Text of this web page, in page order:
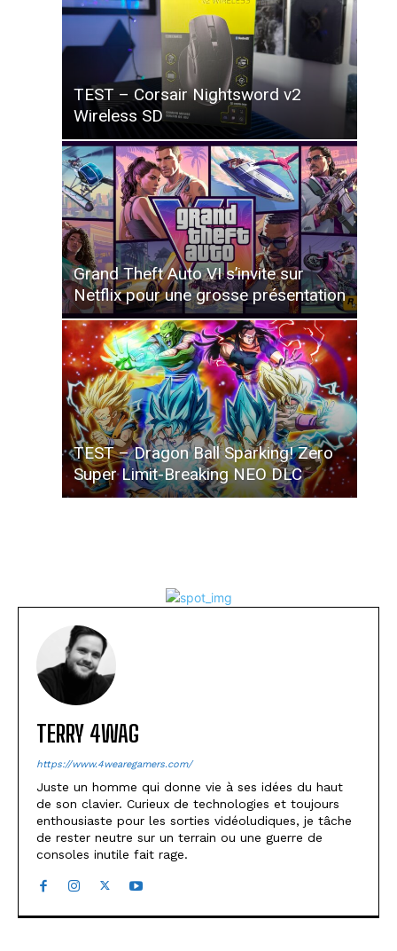
TEST – Corsair Nightsword v2
Wireless SD
Grand Theft Auto VI s’invite sur
Netflix pour une grosse présentation
TEST – Dragon Ball Sparking! Zero
Super Limit-Breaking NEO DLC
TERRY 4WAG
https://www.4wearegamers.com/
Juste un homme qui donne vie à ses idées du haut
de son clavier. Curieux de technologies et toujours
enthousiaste pour les sorties vidéoludiques, je tâche
de rester neutre sur un terrain ou une guerre de
consoles inutile fait rage.